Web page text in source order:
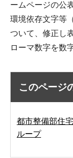
ームページの公
環境依存文字等
ついて、修正し
ローマ数字を数
このページ
都市整備部住
ループ